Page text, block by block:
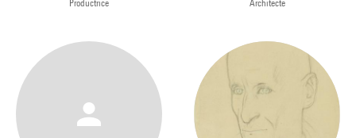
Productrice Architecte